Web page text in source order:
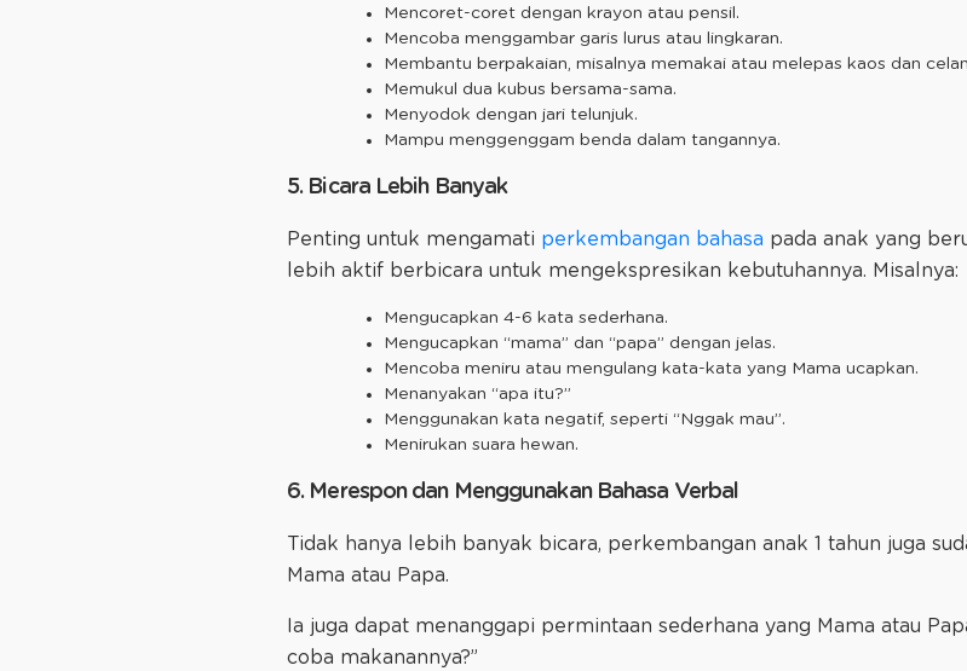
Mencoret-coret dengan krayon atau pensil.
Mencoba menggambar garis lurus atau lingkaran.
Membantu berpakaian, misalnya memakai atau melepas kaos dan
Memukul dua kubus bersama-sama.
Menyodok dengan jari telunjuk.
Mampu menggenggam benda dalam tangannya.
5. Bicara Lebih Banyak
Penting untuk mengamati perkembangan bahasa pada anak yang
lebih aktif berbicara untuk mengekspresikan kebutuhannya. Misalnya:
Mengucapkan 4-6 kata sederhana.
Mengucapkan “mama” dan “papa” dengan jelas.
Mencoba meniru atau mengulang kata-kata yang Mama ucapkan.
Menanyakan “apa itu?”
Menggunakan kata negatif, seperti “Nggak mau”.
Menirukan suara hewan.
6. Merespon dan Menggunakan Bahasa Verbal
Tidak hanya lebih banyak bicara, perkembangan anak 1 tahun juga
Mama atau Papa.
Ia juga dapat menanggapi permintaan sederhana yang Mama atau
coba makanannya?”